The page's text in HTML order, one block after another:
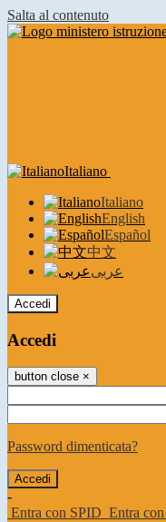
Salta al contenuto
Italiano
Italiano
English
Español
中文
عربى
Accedi
Accedi
button close ×
Password dimenticata?
-
Entra con SPID Entra